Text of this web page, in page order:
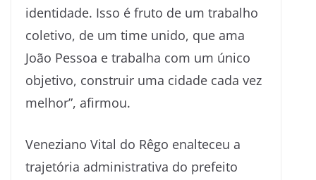
identidade. Isso é fruto de um trabalho
coletivo, de um time unido, que ama
João Pessoa e trabalha com um único
objetivo, construir uma cidade cada vez
melhor”, afirmou.
Veneziano Vital do Rêgo enalteceu a
trajetória administrativa do prefeito